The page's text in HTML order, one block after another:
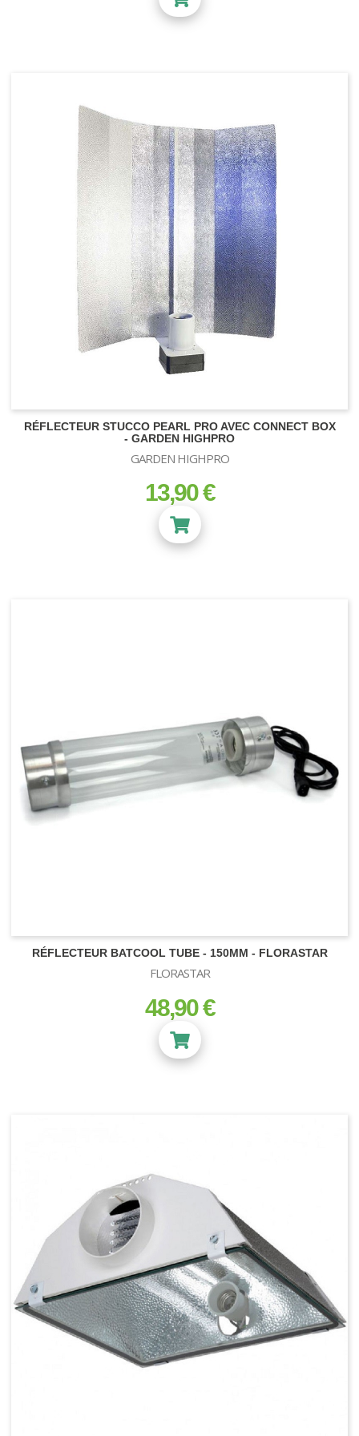
NEON-T5
Kit Turbo Neon
Pot Textile - Grow Win
Sous-pot
Plateau de culture
Réservoir - rigide - souple
RÉFLECTEUR STUCCO PEARL PRO AVEC CONNECT BOX
- GARDEN HIGHPRO
GARDEN HIGHPRO
prix
13,90 €
RÉFLECTEUR BATCOOL TUBE - 150MM - FLORASTAR
FLORASTAR
prix
48,90 €